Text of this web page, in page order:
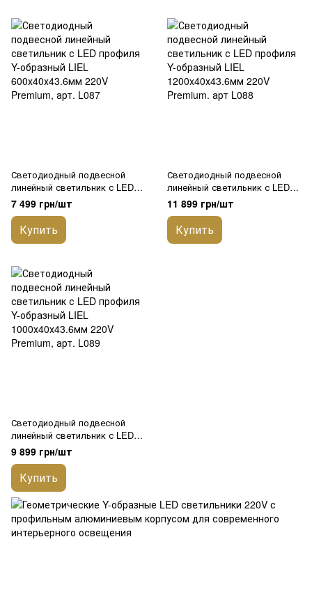
Светодиодный подвесной
линейный светильник с LED
профиля Y-образный LIEL
600х40х43.6мм 220V Premium,
арт. L087
7 499 грн/шт
Купить
Светодиодный подвесной
линейный светильник с LED
профиля Y-образный LIEL
1200x40х43.6мм 220V Premium.
арт L088
11 899 грн/шт
Купить
Светодиодный подвесной
линейный светильник с LED
профиля Y-образный LIEL
1000х40х43.6мм 220V Premium,
арт. L089
9 899 грн/шт
Купить